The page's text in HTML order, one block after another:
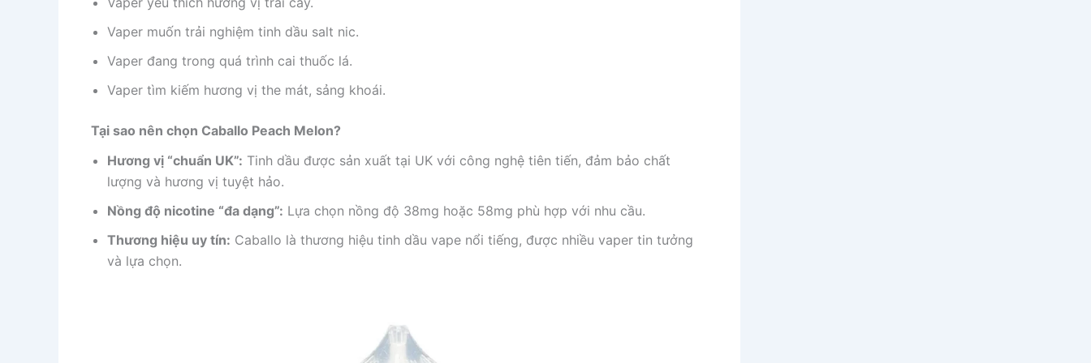
Vaper muốn trải nghiệm tinh dầu salt nic.
Vaper đang trong quá trình cai thuốc lá.
Vaper tìm kiếm hương vị the mát, sảng khoái.
Tại sao nên chọn Caballo Peach Melon?
Hương vị “chuẩn UK”: Tinh dầu được sản xuất tại UK với công nghệ tiên tiến, đảm bảo chất
lượng và hương vị tuyệt hảo.
Nồng độ nicotine “đa dạng”: Lựa chọn nồng độ 38mg hoặc 58mg phù hợp với nhu cầu.
Thương hiệu uy tín: Caballo là thương hiệu tinh dầu vape nổi tiếng, được nhiều vaper tin tưởng
và lựa chọn.